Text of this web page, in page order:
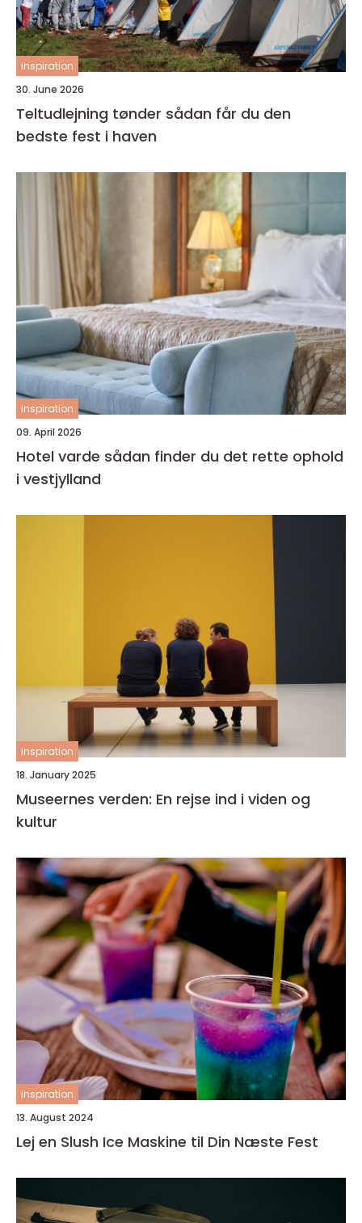
inspiration
30. June 2026
Teltudlejning tønder sådan får du den
bedste fest i haven
inspiration
09. April 2026
Hotel varde sådan finder du det rette ophold
i vestjylland
inspiration
18. January 2025
Museernes verden: En rejse ind i viden og
kultur
inspiration
13. August 2024
Lej en Slush Ice Maskine til Din Næste Fest